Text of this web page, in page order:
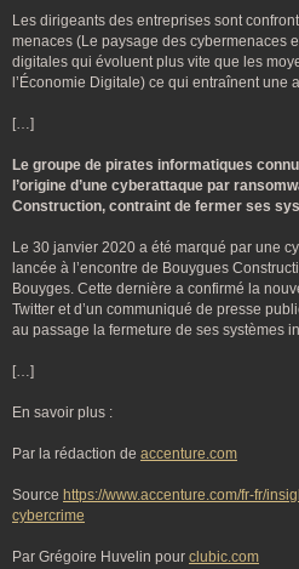
Les dirigeants des entreprises sont
menaces (Le paysage des cybermenaces
digitales qui évoluent plus vite que les
l’Économie Digitale) ce qui entraînent une
[…]
Le groupe de pirates informatiques
l’origine d’une cyberattaque par
Construction, contraint de fermer ses
Le 30 janvier 2020 a été marqué par une
lancée à l’encontre de Bouygues
Bouyges. Cette dernière a confirmé la
Twitter et d’un communiqué de presse
au passage la fermeture de ses systèmes
[…]
En savoir plus :
Par la rédaction de accenture.com
Source https://www.accenture.com/fr-fr/
cybercrime
Par Grégoire Huvelin pour clubic.com